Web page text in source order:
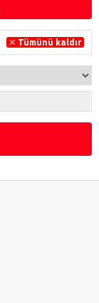
Tümünü kaldır